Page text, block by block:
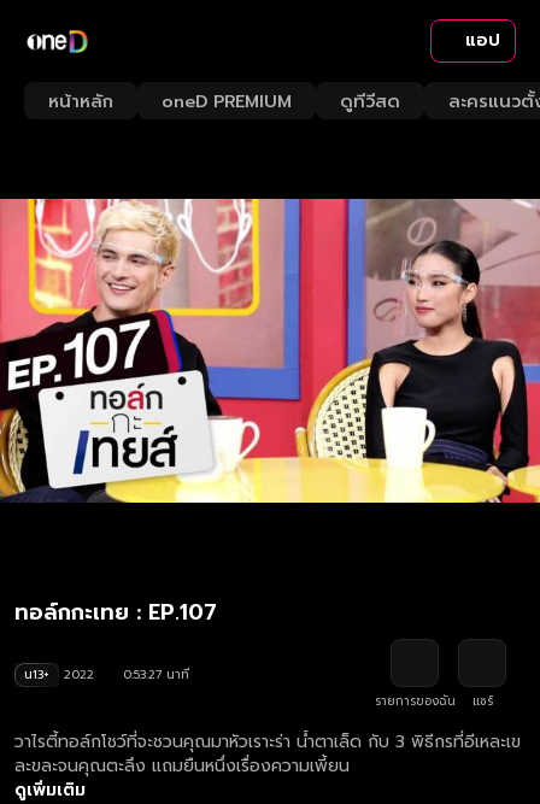
แอป
หน้าหลัก oneD PREMIUM ดูทีวีสด ละครแนวตั้
ทอล์กกะเทย : EP.107
น13+ 2022
0:53:27 นาที
รายการของฉัน
แชร์
วาไรตี้ทอล์กโชว์ที่จะชวนคุณมาหัวเราะร่า น้ำตาเล็ด กับ 3 พิธีกรที่อีเหละเข
ละขละจนคุณตะลึง แถมยืนหนึ่งเรื่องความเพี้ยน
ดูเพิ่มเติม